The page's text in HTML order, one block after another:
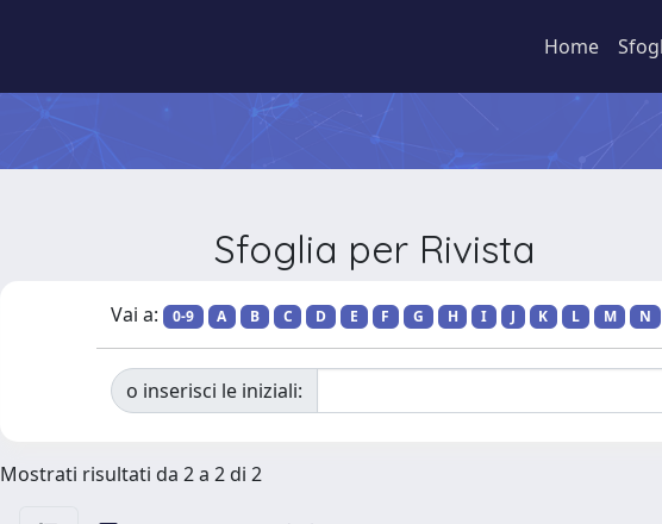
Home
Sfoglia per Rivista
Vai a: 0-9 A B C D E F G H I J K L M N
o inserisci le iniziali:
Mostrati risultati da 2 a 2 di 2